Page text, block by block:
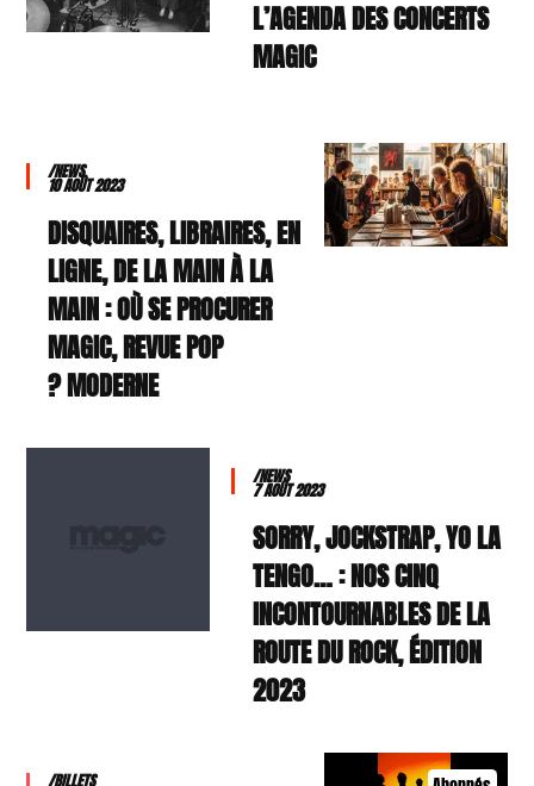
L’AGENDA DES CONCERTS
MAGIC
/NEWS
10 AOÛT 2023
DISQUAIRES, LIBRAIRES, EN
LIGNE, DE LA MAIN À LA
MAIN : OÙ SE PROCURER
MAGIC, REVUE POP
MODERNE ?
/NEWS
7 AOÛT 2023
SORRY, JOCKSTRAP, YO LA
TENGO… : NOS CINQ
INCONTOURNABLES DE LA
ROUTE DU ROCK, ÉDITION
2023
/BILLETS